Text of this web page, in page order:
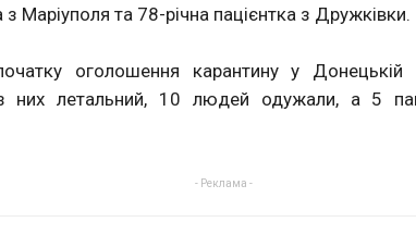
з Маріуполя та 78-річна пацієнтка з Дружківки.
оголошення карантину у Донецькій
них летальний, 10 людей одужали, а 5
- Реклама -